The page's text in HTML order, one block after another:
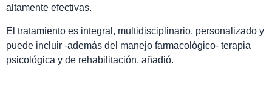
altamente efectivas.
El tratamiento es integral, multidisciplinario, personalizado y
puede incluir -además del manejo farmacológico- terapia
psicológica y de rehabilitación, añadió.